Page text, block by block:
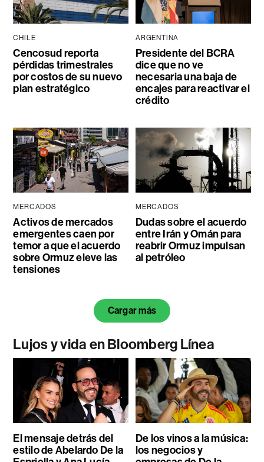
CHILE
Cencosud reporta
pérdidas trimestrales
por costos de su nuevo
plan estratégico
ARGENTINA
Presidente del BCRA
dice que no ve
necesaria una baja de
encajes para reactivar el
crédito
MERCADOS
Activos de mercados
emergentes caen por
temor a que el acuerdo
sobre Ormuz eleve las
tensiones
MERCADOS
Dudas sobre el acuerdo
entre Irán y Omán para
reabrir Ormuz impulsan
al petróleo
Cargar más
Lujos y vida en Bloomberg Línea
El mensaje detrás del
estilo de Abelardo De la
De los vinos a la música:
los negocios y